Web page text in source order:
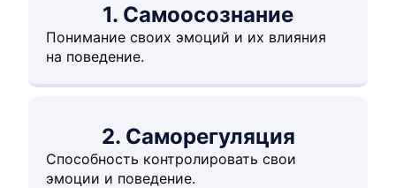
1. Самоосознание
Понимание своих эмоций и их влияния
на поведение.
2. Саморегуляция
Способность контролировать свои
эмоции и поведение.